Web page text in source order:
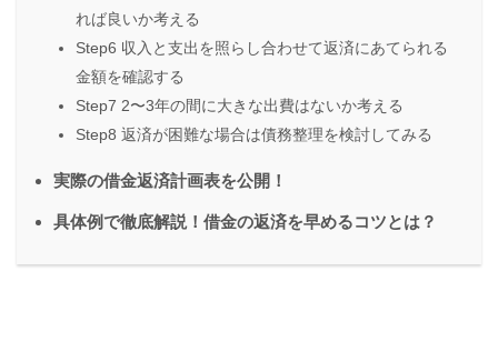
れば良いか考える
Step6 収入と支出を照らし合わせて返済にあてられる
金額を確認する
Step7 2〜3年の間に大きな出費はないか考える
Step8 返済が困難な場合は債務整理を検討してみる
実際の借金返済計画表を公開！
具体例で徹底解説！借金の返済を早めるコツとは？